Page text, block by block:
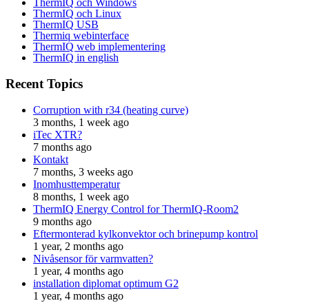
ThermIQ och Linux
ThermIQ USB
Thermiq webinterface
ThermIQ web implementering
ThermIQ in english
Recent Topics
Corruption with r34 (heating curve)
3 months, 1 week ago
iTec XTR?
7 months ago
Kontakt
7 months, 3 weeks ago
Inomhusttemperatur
8 months, 1 week ago
ThermIQ Energy Control for ThermIQ-Room2
9 months ago
Eftermonterad kylkonvektor och brinepump kontrol
1 year, 2 months ago
Nivåsensor för varmvatten?
1 year, 4 months ago
installation diplomat optimum G2
1 year, 4 months ago